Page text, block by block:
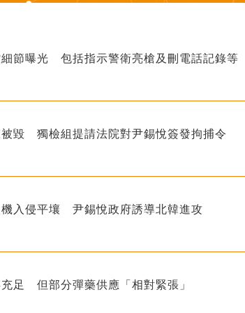
節曝光 包括指示警衛亮槍及刪電話記錄等
毀 獨檢組提請法院對尹錫悅簽發拘捕令
入侵平壤 尹錫悅政府誘導北韓進攻
足 但部分彈藥供應「相對緊張」